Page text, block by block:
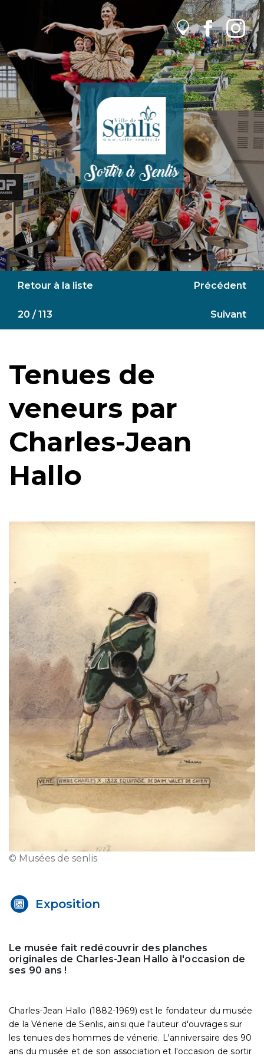
Retour à la liste Précédent
20 / 113 Suivant
Tenues de
veneurs par
Charles-Jean
Hallo
© Musées de senlis
Exposition
Le musée fait redécouvrir des planches
originales de Charles-Jean Hallo à l'occasion de
ses 90 ans !
Charles-Jean Hallo (1882-1969) est le fondateur du musée
de la Vénerie de Senlis, ainsi que l'auteur d'ouvrages sur
les tenues des hommes de vénerie. L'anniversaire des 90
ans du musée et de son association et l'occasion de sortir